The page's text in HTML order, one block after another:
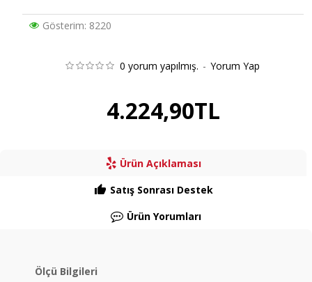
Gösterim: 8220
0 yorum yapılmış. - Yorum Yap
4.224,90TL
Ürün Açıklaması
Satış Sonrası Destek
Ürün Yorumları
Ölçü Bilgileri